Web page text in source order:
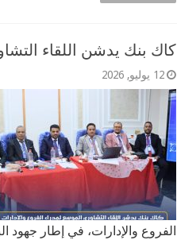
كاك بنك يدشن اللقاء
12 يوليو, 2026
الفروع والإدارات، في إطار جهود